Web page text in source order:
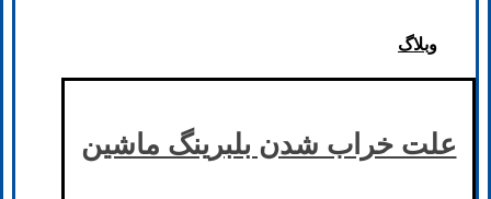
وبلاگ
علت خراب شدن بلبرینگ ماشین